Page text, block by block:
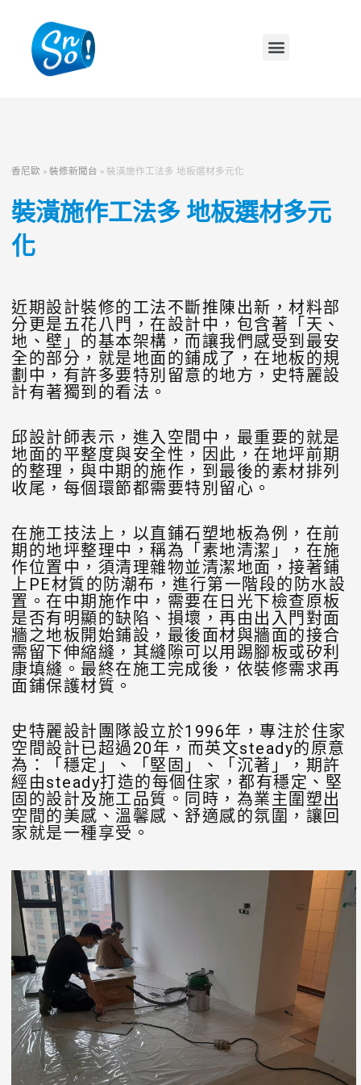
香尼歐 »裝修新聞台 » 裝潢施作工法多 地板選材多元化
裝潢施作工法多 地板選材多元
化
近期設計裝修的工法不斷推陳出新，材料部
分更是五花八門，在設計中，包含著「天、
地、壁」的基本架構，而讓我們感受到最安
全的部分，就是地面的鋪成了，在地板的規
劃中，有許多要特別留意的地方，史特麗設
計有著獨到的看法。
邱設計師表示，進入空間中，最重要的就是
地面的平整度與安全性，因此，在地坪前期
的整理，與中期的施作，到最後的素材排列
收尾，每個環節都需要特別留心。
在施工技法上，以直鋪石塑地板為例，在前
期的地坪整理中，稱為「素地清潔」，在施
作位置中，須清理雜物並清潔地面，接著鋪
上PE材質的防潮布，進行第一階段的防水設
置。在中期施作中，需要在日光下檢查原板
是否有明顯的缺陷、損壞，再由出入門對面
牆之地板開始鋪設，最後面材與牆面的接合
需留下伸縮縫，其縫隙可以用踢腳板或矽利
康填縫。最終在施工完成後，依裝修需求再
面鋪保護材質。
史特麗設計團隊設立於1996年，專注於住家
空間設計已超過20年，而英文steady的原意
為：「穩定」、「堅固」、「沉著」，期許
經由steady打造的每個住家，都有穩定、堅
固的設計及施工品質。同時，為業主圍塑出
空間的美感、溫馨感、舒適感的氛圍，讓回
家就是一種享受。